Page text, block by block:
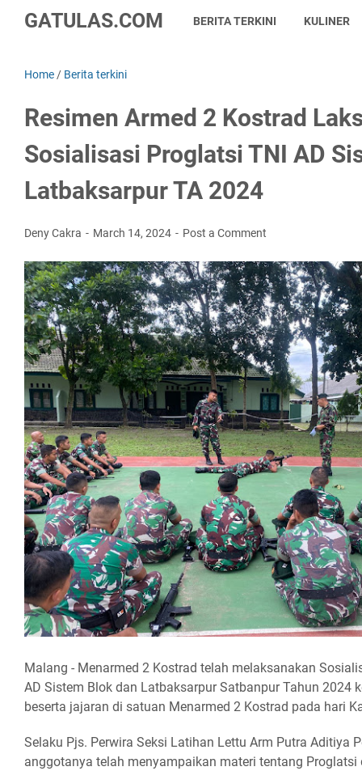
GATULAS.COM BERITA TERKINI KULINER
Home / Berita terkini
Resimen Armed 2 Kostrad
Sosialisasi Proglatsi TNI AD
Latbaksarpur TA 2024
Deny Cakra March 14, 2024 Post a Comment
Malang - Menarmed 2 Kostrad telah melaksanakan
AD Sistem Blok dan Latbaksarpur Satbanpur Tahun 2024
beserta jajaran di satuan Menarmed 2 Kostrad pada hari
Selaku Pjs. Perwira Seksi Latihan Lettu Arm Putra Aditiya
anggotanya telah menyampaikan materi tentang